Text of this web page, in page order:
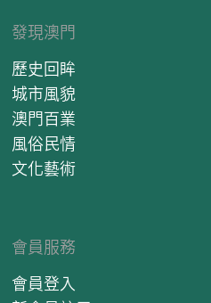
發現澳門
歷史回眸
城市風貌
澳門百業
風俗民情
文化藝術
會員服務
會員登入